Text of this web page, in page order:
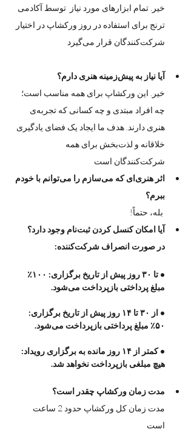
خیر. تمام ابزارهای مورد نیاز  توسط آکادمی
ترنج برای استفاده در روز ورکشاپ در اختیار
شرکت‌کنندگان قرار می‌گیرد
آیا نیاز به پیش‌زمینه هنری دارم؟
خیر. این ورکشاپ برای همه مناسب است؛
چه افراد مبتدی و چه کسانی که تجربه‌ی
هنری دارند. هدف ما ایجاد یک فضای یادگیری
خلاقانه و لذت‌بخش برای همه
شرکت‌کنندگان است
اثر هنری‌ای که می‌سازم را می‌توانم با خودم
ببرم؟
بله، حتماً!
آیا امکان کنسل کردن ثبت‌نام وجود دارد؟
در صورت انصراف شرکت‌کننده:
• تا ۳۰ روز پیش از تاریخ برگزاری: ۱۰۰٪
مبلغ پرداختی بازپرداخت می‌شود.
• از ۳۰ تا ۱۴ روز پیش از تاریخ برگزاری:
۵۰٪ مبلغ پرداختی بازپرداخت می‌شود.
• کمتر از ۱۴ روز مانده به برگزاری رویداد:
هیچ مبلغی بازپرداخت نخواهد شد.
مدت زمان ورکشاپ چقدر است؟
مدت زمان کل ورکشاپ حدود 2 ساعت
است